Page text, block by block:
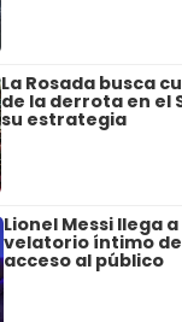
La Rosada busca
de la derrota en el
su estrategia
Lionel Messi llega
velatorio íntimo de
acceso al público